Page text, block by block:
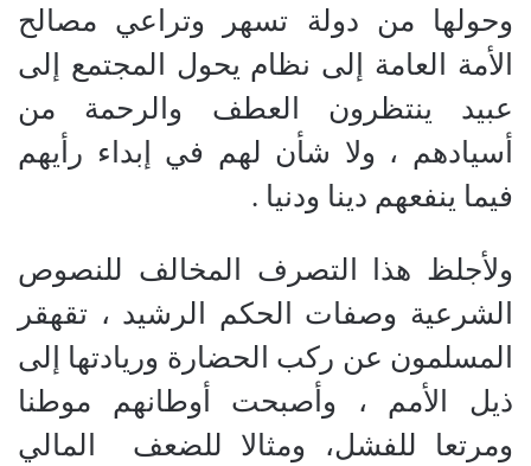
وحولها من دولة تسهر وتراعي مصالح
الأمة العامة إلى نظام يحول المجتمع إلى
عبيد ينتظرون العطف والرحمة من
أسيادهم ، ولا شأن لهم في إبداء رأيهم
فيما ينفعهم دينا ودنيا .
ولأجلظ هذا التصرف المخالف للنصوص
الشرعية وصفات الحكم الرشيد ، تقهقر
المسلمون عن ركب الحضارة وريادتها إلى
ذيل الأمم ، وأصبحت أوطانهم موطنا
ومرتعا للفشل، ومثالا للضعف
المالي